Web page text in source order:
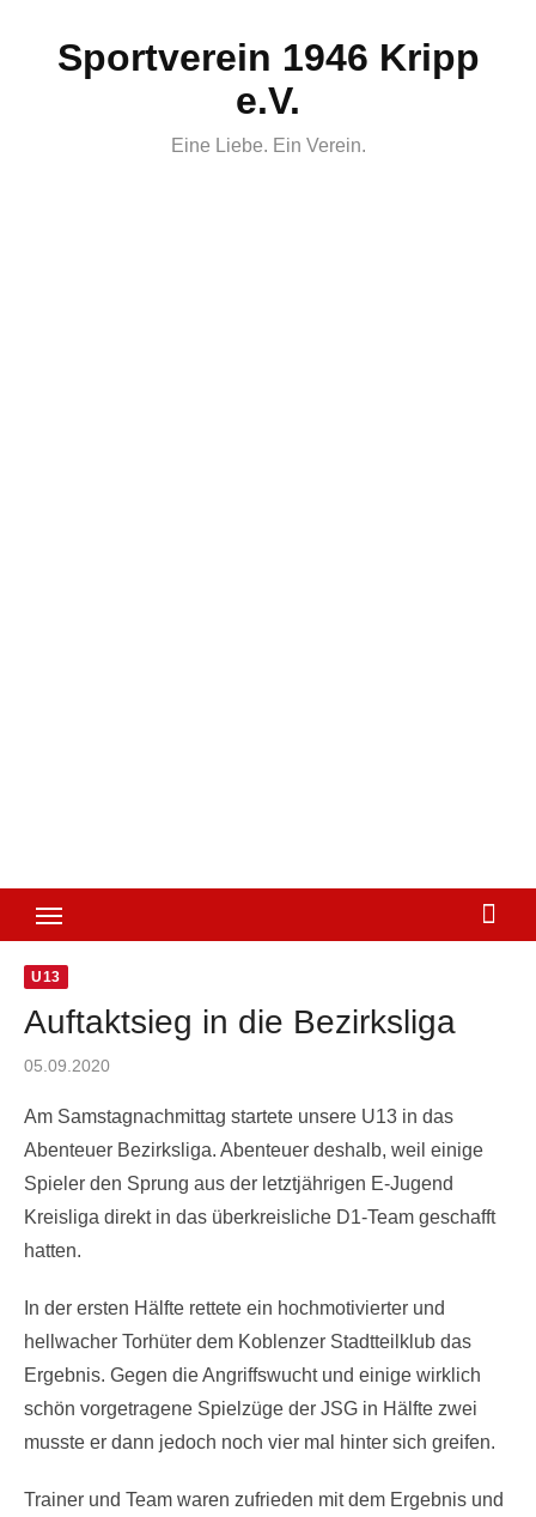
Sportverein 1946 Kripp
e.V.
Eine Liebe. Ein Verein.
U13
Auftaktsieg in die Bezirksliga
Posted
05.09.2020
Am Samstagnachmittag startete unsere U13 in das
Abenteuer Bezirksliga. Abenteuer deshalb, weil einige
Spieler den Sprung aus der letztjährigen E-Jugend
Kreisliga direkt in das überkreisliche D1-Team geschafft
hatten.
In der ersten Hälfte rettete ein hochmotivierter und
hellwacher Torhüter dem Koblenzer Stadtteilklub das
Ergebnis. Gegen die Angriffswucht und einige wirklich
schön vorgetragene Spielzüge der JSG in Hälfte zwei
musste er dann jedoch noch vier mal hinter sich greifen.
Trainer und Team waren zufrieden mit dem Ergebnis und